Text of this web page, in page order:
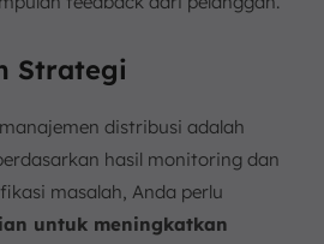
Strategi
distribusi adalah
hasil monitoring dan
masalah, Anda perlu
untuk meningkatkan